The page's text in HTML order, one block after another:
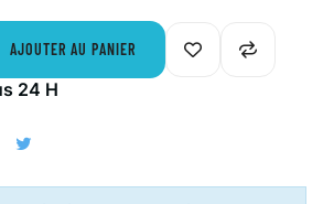
AJOUTER AU PANIER
24 H